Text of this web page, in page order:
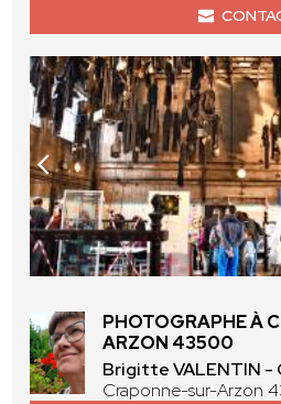
PHOTOGRAPHE À
ARZON 43500
Brigitte VALENTIN
Craponne-sur-Arzon